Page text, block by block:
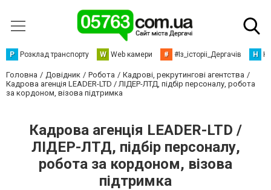
Р Розклад транспорту W Web камери # #Із_історіі_Дергачів Н
Головна Довідник Робота
Кадрові, рекрутингові агентства
Кадрова агенція LEADER-LTD / ЛІДЕР-ЛТД, підбір персоналу, робота
за кордоном, візова підтримка
Кадрова агенція LEADER-LTD /
ЛІДЕР-ЛТД, підбір персоналу,
робота за кордоном, візова
підтримка